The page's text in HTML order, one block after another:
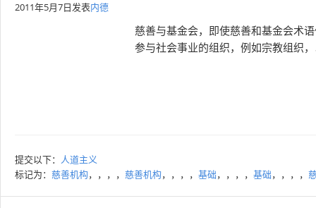
2011年5月7日发表内德
慈善与基金会，即使慈善和基金会术
参与社会事业的组织，例如宗教组织
提交以下： 人道主义
标记为： 慈善机构，，，， 慈善机构，，，， 基础，，，， 基础，，，，